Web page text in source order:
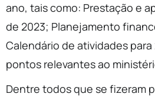
ano, tais como: Prestação e
de 2023; Planejamento
Calendário de atividades
pontos relevantes ao
Dentre todos que se fizeram